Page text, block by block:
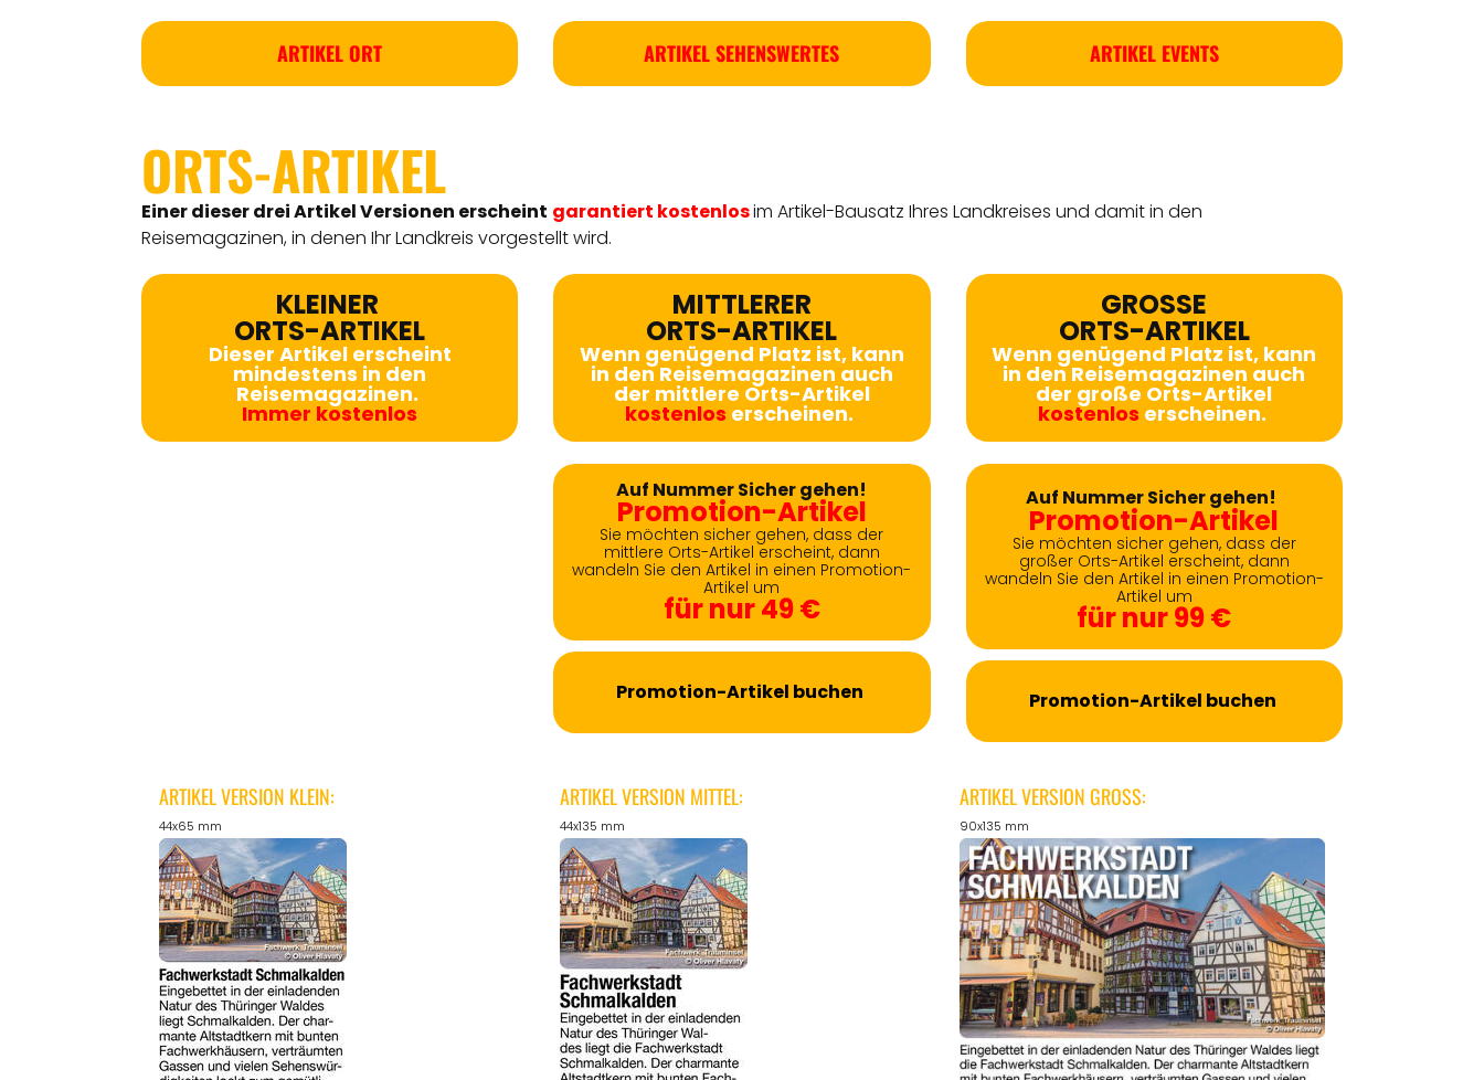
ARTIKEL ORT ARTIKEL SEHENSWERTES ARTIKEL EVENTS
ORTS-ARTIKEL
Einer dieser drei Artikel Versionen erscheint garantiert kostenlosim Artikel-Bausatz Ihres Landkreises und damit in den
Reisemagazinen, in denen Ihr Landkreis vorgestellt wird.
KLEINER
ORTS-ARTIKEL
Dieser Artikel erscheint
mindestens in den
Reisemagazinen.
Immer kostenlos
MITTLERER
ORTS-ARTIKEL
Wenn genügend Platz ist, kann
in den Reisemagazinen auch
der mittlere Orts-Artikel
kostenlos erscheinen.
Auf Nummer Sicher gehen!
Promotion-Artikel
Sie möchten sicher gehen, dass der
mittlere Orts-Artikel erscheint, dann
wandeln Sie den Artikel in einen Promotion-
Artikel um
für nur 49 €
Promotion-Artikel buchen
GROSSE
ORTS-ARTIKEL
Wenn genügend Platz ist, kann
in den Reisemagazinen auch
der große Orts-Artikel
kostenlos erscheinen.
Auf Nummer Sicher gehen!
Promotion-Artikel
Sie möchten sicher gehen, dass der
großer Orts-Artikel erscheint, dann
wandeln Sie den Artikel in einen Promotion-
Artikel um
für nur 99 €
Promotion-Artikel buchen
ARTIKEL VERSION KLEIN:
44x65 mm
ARTIKEL VERSION MITTEL:
44x135 mm
ARTIKEL VERSION GROSS:
90x135 mm